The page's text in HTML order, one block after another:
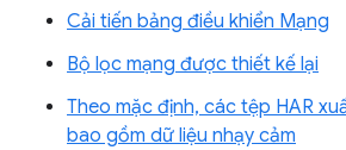
Cải tiến bảng điều khiển Mạng
Bộ lọc mạng được thiết kế lại
Theo mặc định, các tệp HAR
bao gồm dữ liệu nhạy cảm